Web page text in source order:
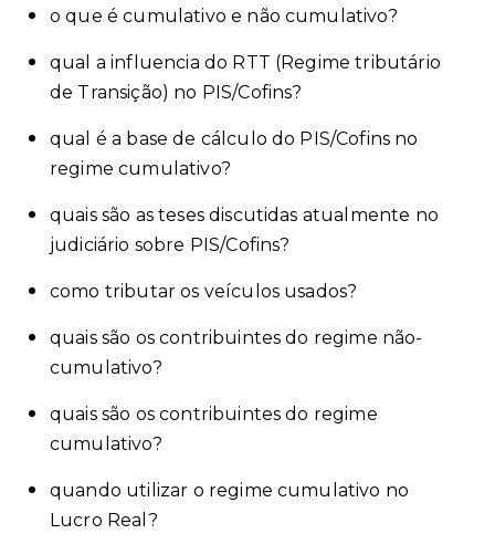
o que é cumulativo e não cumulativo?
qual a influencia do RTT (Regime tributário
de Transição) no PIS/Cofins?
qual é a base de cálculo do PIS/Cofins no
regime cumulativo?
quais são as teses discutidas atualmente no
judiciário sobre PIS/Cofins?
como tributar os veículos usados?
quais são os contribuintes do regime não-
cumulativo?
quais são os contribuintes do regime
cumulativo?
quando utilizar o regime cumulativo no
Lucro Real?